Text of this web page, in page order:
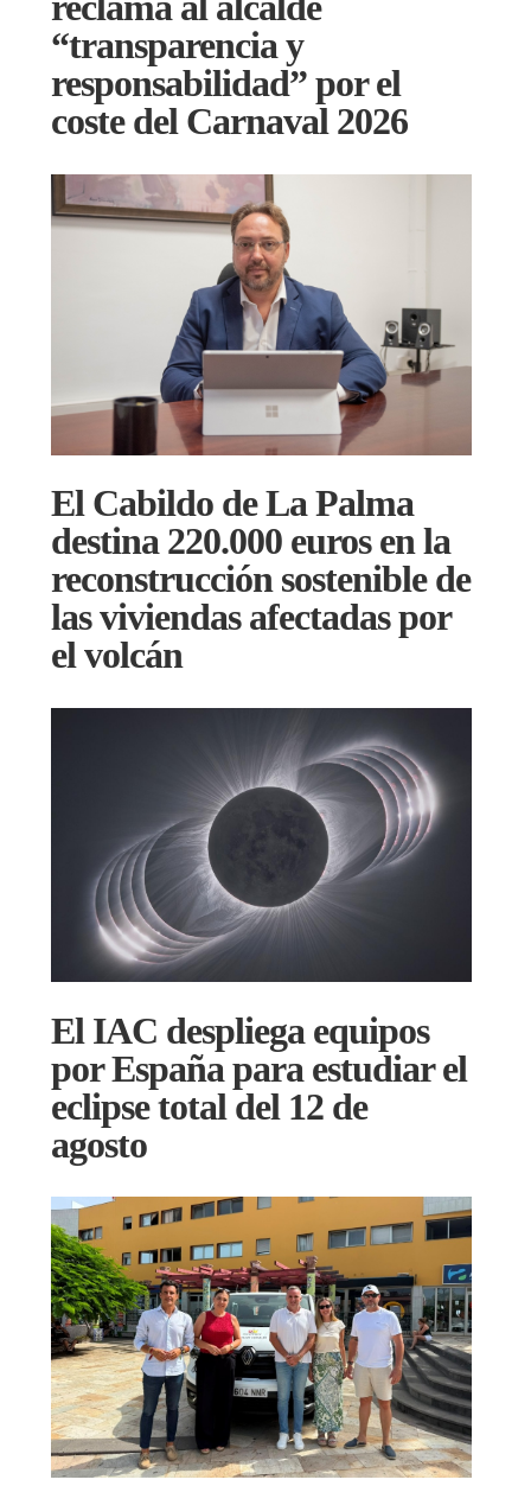
“transparencia y
responsabilidad” por el
coste del Carnaval 2026
El Cabildo de La Palma
destina 220.000 euros en la
reconstrucción sostenible de
las viviendas afectadas por
el volcán
El IAC despliega equipos
por España para estudiar el
eclipse total del 12 de
agosto